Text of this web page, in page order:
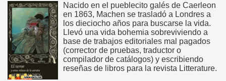
Nacido en el pueblecito galés de Caerleon
en 1863, Machen se trasladó a Londres a
los dieciocho años para buscarse la vida.
Llevó una vida bohemia sobreviviendo a
base de trabajos editoriales mal pagados
(corrector de pruebas, traductor o
compilador de catálogos) y escribiendo
reseñas de libros para la revista Litterature.